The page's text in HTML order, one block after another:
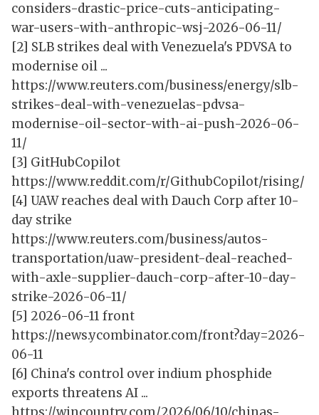
considers-drastic-price-cuts-anticipating-
war-users-with-anthropic-wsj-2026-06-11/
[2] SLB strikes deal with Venezuela's PDVSA to
modernise oil ...
https://www.reuters.com/business/energy/slb-
strikes-deal-with-venezuelas-pdvsa-
modernise-oil-sector-with-ai-push-2026-06-
11/
[3] GitHubCopilot
https://www.reddit.com/r/GithubCopilot/rising/
[4] UAW reaches deal with Dauch Corp after 10-
day strike
https://www.reuters.com/business/autos-
transportation/uaw-president-deal-reached-
with-axle-supplier-dauch-corp-after-10-day-
strike-2026-06-11/
[5] 2026-06-11 front
https://news.ycombinator.com/front?day=2026-
06-11
[6] China's control over indium phosphide
exports threatens AI ...